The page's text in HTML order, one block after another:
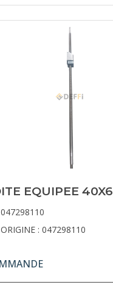
EQUIPEE 40X6
047298110
ORIGINE : 047298110